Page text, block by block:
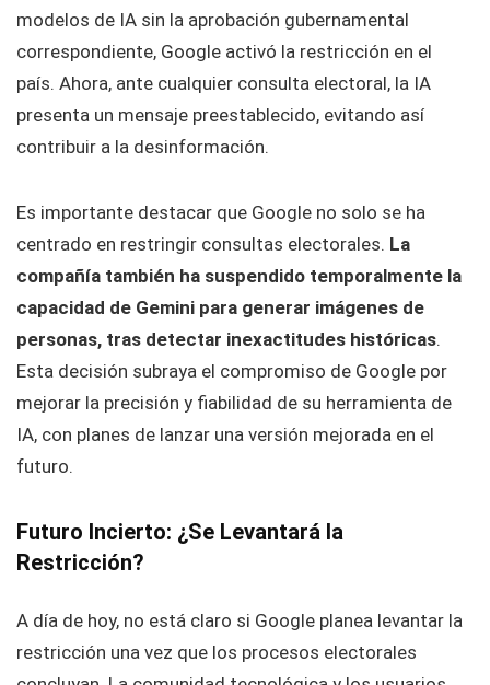
modelos de IA sin la aprobación gubernamental
correspondiente, Google activó la restricción en el
país. Ahora, ante cualquier consulta electoral, la IA
presenta un mensaje preestablecido, evitando así
contribuir a la desinformación.
Es importante destacar que Google no solo se ha
centrado en restringir consultas electorales. La
compañía también ha suspendido temporalmente la
capacidad de Gemini para generar imágenes de
personas, tras detectar inexactitudes históricas.
Esta decisión subraya el compromiso de Google por
mejorar la precisión y fiabilidad de su herramienta de
IA, con planes de lanzar una versión mejorada en el
futuro.
Futuro Incierto: ¿Se Levantará la
Restricción?
A día de hoy, no está claro si Google planea levantar la
restricción una vez que los procesos electorales